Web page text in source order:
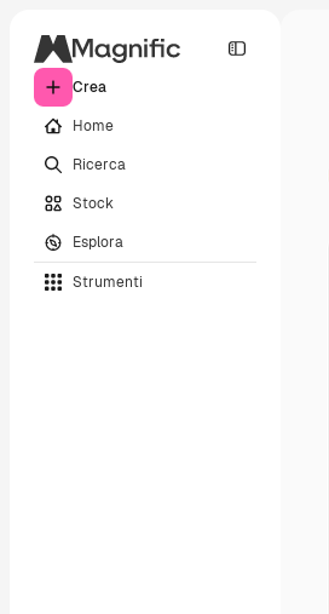
Crea
Home
Ricerca
Stock
Esplora
Strumenti